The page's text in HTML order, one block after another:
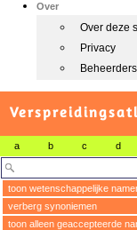
Over
Over deze
Privacy
a b c d
toon wetenschappelijke
verberg synoniemen
toon alleen geaccepteerde